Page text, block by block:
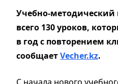
Учебно-методический
всего 130 уроков,
в год с повторением
сообщаетVecher.kz.